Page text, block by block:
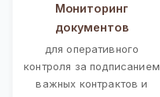
Мониторинг
документов
для оперативного
контроля за подписанием
важных контрактов и